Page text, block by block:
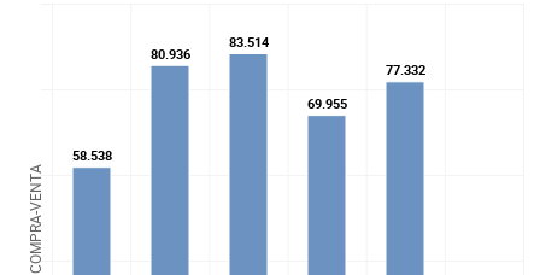
COMPRA-VENTA
58.538
58.538
80.936
80.936
83.514
83.514
69.955
69.955
77.332
77.332